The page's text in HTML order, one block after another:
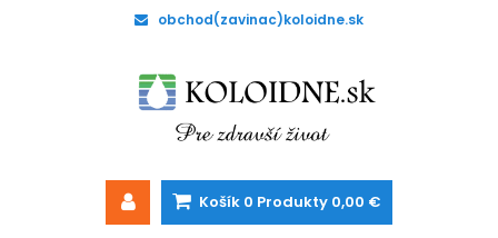
obchod(zavinac)koloidne.sk
Košík 0 Produkty 0,00 €